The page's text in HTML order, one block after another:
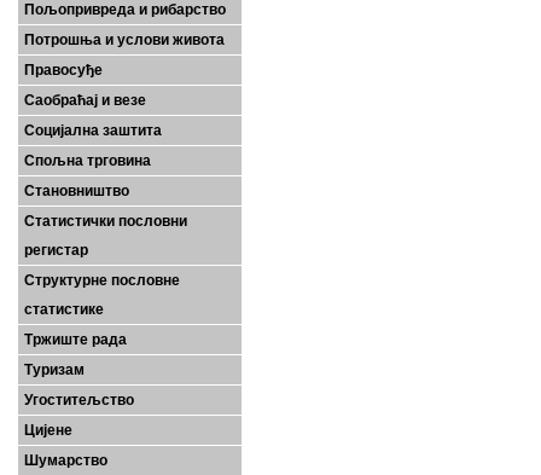
Пољопривреда и рибарство
Потрошња и услови живота
Правосуђе
Саобраћај и везе
Социјална заштита
Спољна трговина
Становништво
Статистички пословни
регистар
Структурне пословне
статистике
Тржиште рада
Туризам
Угоститељство
Цијене
Шумарство